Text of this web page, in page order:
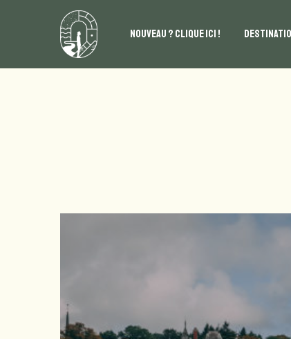
NOUVEAU ? CLIQUE ICI !